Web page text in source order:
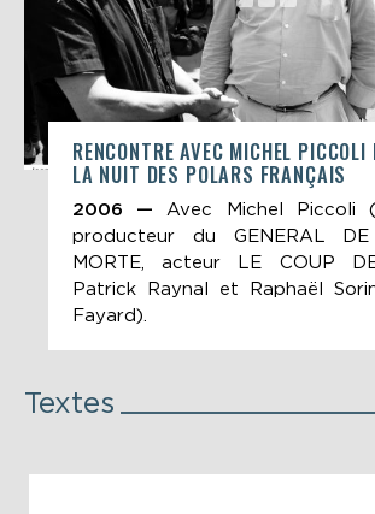
RENCONTRE AVEC MICHEL PICCOLI
LA NUIT DES POLARS FRANÇAIS
2006 —Avec Michel Piccoli
producteur du GENERAL DE
MORTE, acteur LE COUP
Patrick Raynal et Raphaël
Fayard).
Textes